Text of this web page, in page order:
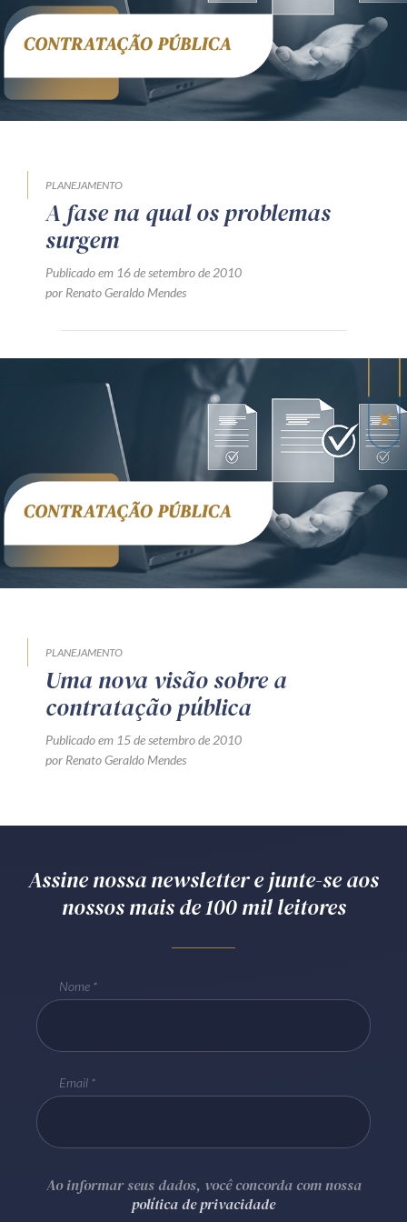
Av. Sete de Setembro, 4698
Batel Curitiba/PR CEP80240-000
Whatsapp (41) 98881-6616
PLANEJAMENTO
A fase na qual os problemas
surgem
Publicado em 16 de setembro de 2010
por Renato Geraldo Mendes
PLANEJAMENTO
Uma nova visão sobre a
contratação pública
Publicado em 15 de setembro de 2010
por Renato Geraldo Mendes
Assine nossa newsletter e junte-se aos
nossos mais de 100 mil leitores
Nome
Email
Ao informar seus dados, você concorda com nossa
política de privacidade